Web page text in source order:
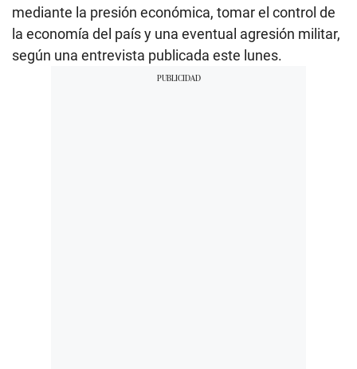
mediante la presión económica, tomar el control de
la economía del país y una eventual agresión militar,
según una entrevista publicada este lunes.